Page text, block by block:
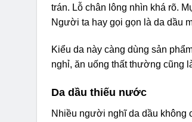
trán. Lỗ chân lông nhìn khá rõ.
Người ta hay gọi gọn là da dầu
Kiểu da này càng dùng sản
nghỉ, ăn uống thất thường cũng
Da dầu thiếu nước
Nhiều người nghĩ da dầu không